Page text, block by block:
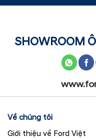
SHOWROOM
Về chúng tôi
Giới thiệu về Ford Việt